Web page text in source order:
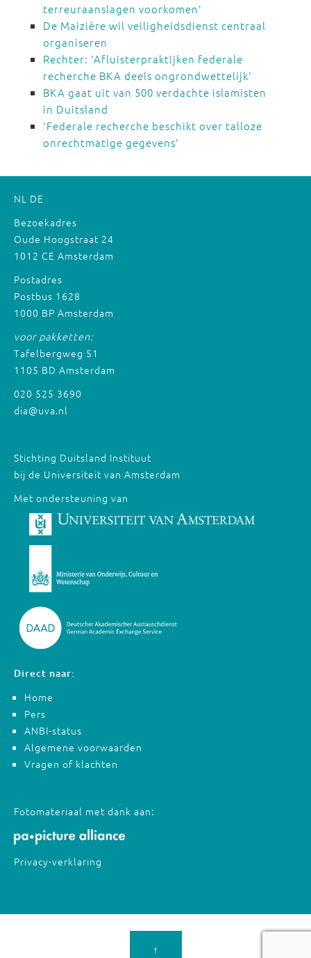
terreuraanslagen voorkomen'
De Maizière wil veiligheidsdienst centraal
organiseren
Rechter: 'Afluisterpraktijken federale
recherche BKA deels ongrondwettelijk'
BKA gaat uit van 500 verdachte islamisten
in Duitsland
'Federale recherche beschikt over talloze
onrechtmatige gegevens'
NL DE
Bezoekadres
Oude Hoogstraat 24
1012 CE Amsterdam
Postadres
Postbus 1628
1000 BP Amsterdam
voor pakketten:
Tafelbergweg 51
1105 BD Amsterdam
020 525 3690
dia@uva.nl
Stichting Duitsland Instituut
bij de Universiteit van Amsterdam
Met ondersteuning van
Direct naar:
Home
Pers
ANBI-status
Algemene voorwaarden
Vragen of klachten
Fotomateriaal met dank aan:
Privacy-verklaring
↑